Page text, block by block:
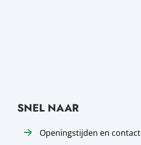
SNEL NAAR
Openingstijden en contact